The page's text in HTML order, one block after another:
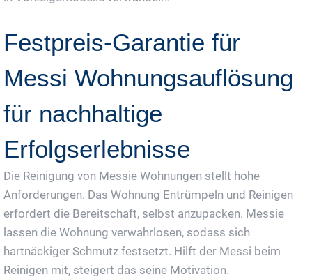
Festpreis-Garantie für
Messi Wohnungsauflösung
für nachhaltige
Erfolgserlebnisse
Die Reinigung von Messie Wohnungen stellt hohe
Anforderungen. Das Wohnung Entrümpeln und Reinigen
erfordert die Bereitschaft, selbst anzupacken. Messie
lassen die Wohnung verwahrlosen, sodass sich
hartnäckiger Schmutz festsetzt. Hilft der Messi beim
Reinigen mit, steigert das seine Motivation.